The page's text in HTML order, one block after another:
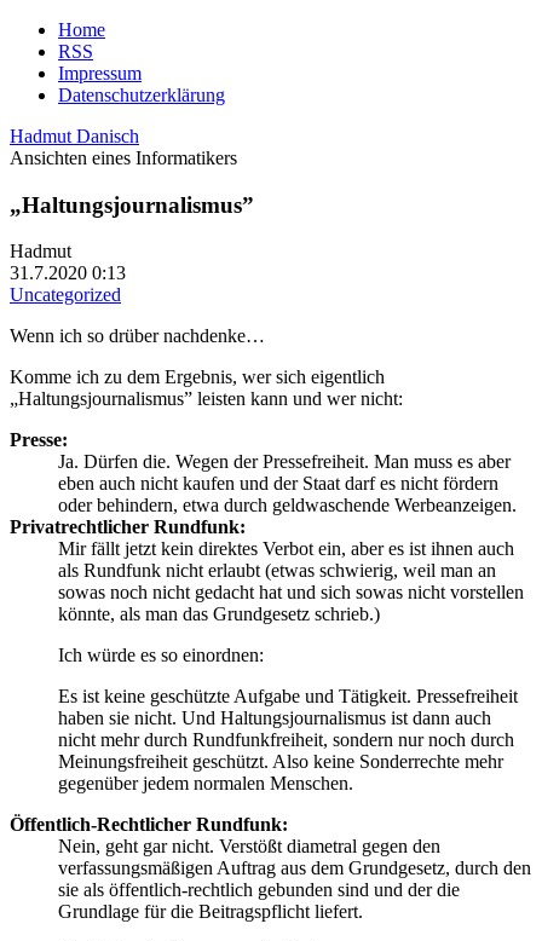
Home
RSS
Impressum
Datenschutzerklärung
Hadmut Danisch
Ansichten eines Informatikers
„Haltungsjournalismus”
Hadmut
31.7.2020 0:13
Uncategorized
Wenn ich so drüber nachdenke…
Komme ich zu dem Ergebnis, wer sich eigentlich
„Haltungsjournalismus” leisten kann und wer nicht:
Presse:
Ja. Dürfen die. Wegen der Pressefreiheit. Man muss es aber
eben auch nicht kaufen und der Staat darf es nicht fördern
oder behindern, etwa durch geldwaschende Werbeanzeigen.
Privatrechtlicher Rundfunk:
Mir fällt jetzt kein direktes Verbot ein, aber es ist ihnen auch
als Rundfunk nicht erlaubt (etwas schwierig, weil man an
sowas noch nicht gedacht hat und sich sowas nicht vorstellen
könnte, als man das Grundgesetz schrieb.)
Ich würde es so einordnen:
Es ist keine geschützte Aufgabe und Tätigkeit. Pressefreiheit
haben sie nicht. Und Haltungsjournalismus ist dann auch
nicht mehr durch Rundfunkfreiheit, sondern nur noch durch
Meinungsfreiheit geschützt. Also keine Sonderrechte mehr
gegenüber jedem normalen Menschen.
Öffentlich-Rechtlicher Rundfunk:
Nein, geht gar nicht. Verstößt diametral gegen den
verfassungsmäßigen Auftrag aus dem Grundgesetz, durch den
sie als öffentlich-rechtlich gebunden sind und der die
Grundlage für die Beitragspflicht liefert.